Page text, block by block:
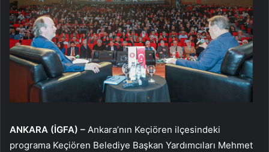
ANKARA (İGFA) – Ankara’nın Keçiören ilçesindeki
programa Keçiören Belediye Başkan Yardımcıları Mehmet